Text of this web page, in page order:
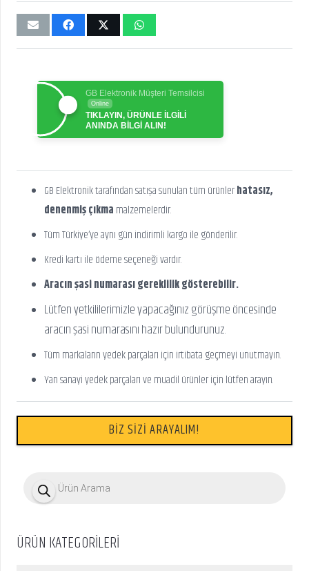
GB Elektronik Müşteri Temsilcisi
Online
TIKLAYIN, ÜRÜNLE İLGİLİ
ANINDA BİLGİ ALIN!
GB Elektronik tarafından satışa sunulan tüm ürünlerhatasız,
denenmiş çıkma malzemelerdir.
Tüm Türkiye’ye aynı gün indirimli kargo ile gönderilir.
Kredi kartı ile ödeme seçeneği vardır.
Aracın şasi numarası gereklilik gösterebilir.
Lütfen yetkililerimizle yapacağınız görüşme öncesinde
aracın şasi numarasını hazır bulundurunuz.
Tüm markaların yedek parçaları için irtibata geçmeyi unutmayın.
Yan sanayi yedek parçaları ve muadil ürünler için lütfen arayın.
BİZ SİZİ ARAYALIM!
t
ÜRÜN KATEGORİLERİ